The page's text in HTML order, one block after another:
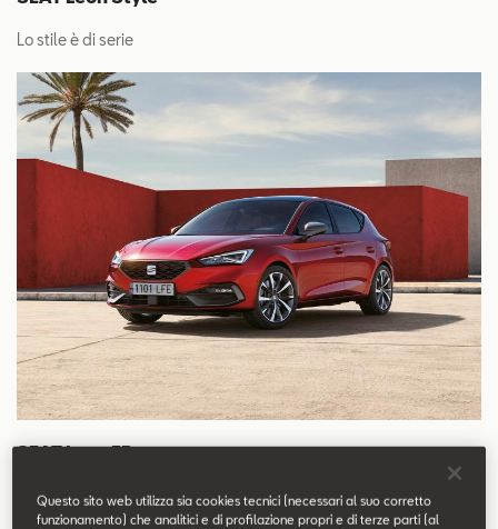
Lo stile è di serie
SEAT Leon FR
Il massimo della sportività
Questo sito web utilizza sia cookies tecnici (necessari al suo corretto
funzionamento) che analitici e di profilazione propri e di terze parti (al